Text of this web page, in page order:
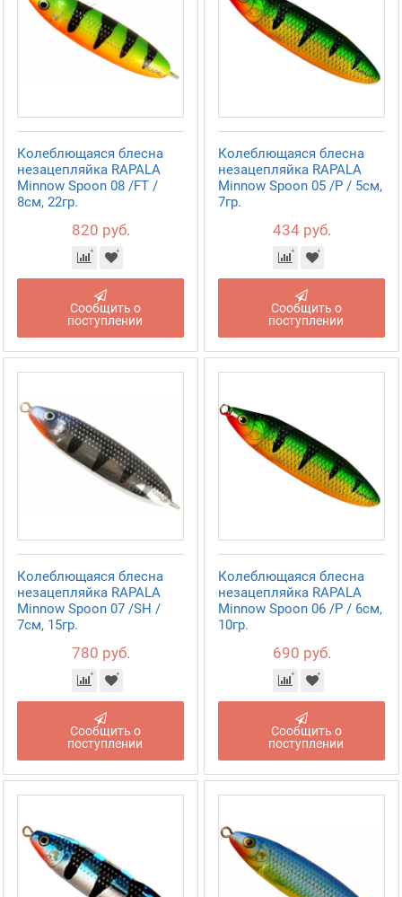
Колеблющаяся блесна
незацепляйка RAPALA
Minnow Spoon 08 /FT /
8см, 22гр.
820 руб.
Сообщить о
поступлении
Колеблющаяся блесна
незацепляйка RAPALA
Minnow Spoon 05 /P / 5см,
7гр.
434 руб.
Сообщить о
поступлении
Колеблющаяся блесна
незацепляйка RAPALA
Minnow Spoon 07 /SH /
7см, 15гр.
780 руб.
Сообщить о
поступлении
Колеблющаяся блесна
незацепляйка RAPALA
Minnow Spoon 06 /P / 6см,
10гр.
690 руб.
Сообщить о
поступлении